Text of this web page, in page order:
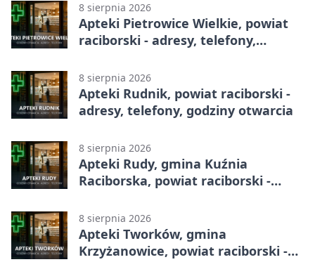
8 sierpnia 2026
Apteki Pietrowice Wielkie, powiat
raciborski - adresy, telefony,
8 sierpnia 2026
Apteki Rudnik, powiat raciborski -
adresy, telefony, godziny otwarcia
8 sierpnia 2026
Apteki Rudy, gmina Kuźnia
Raciborska, powiat raciborski -
8 sierpnia 2026
Apteki Tworków, gmina
Krzyżanowice, powiat raciborski -